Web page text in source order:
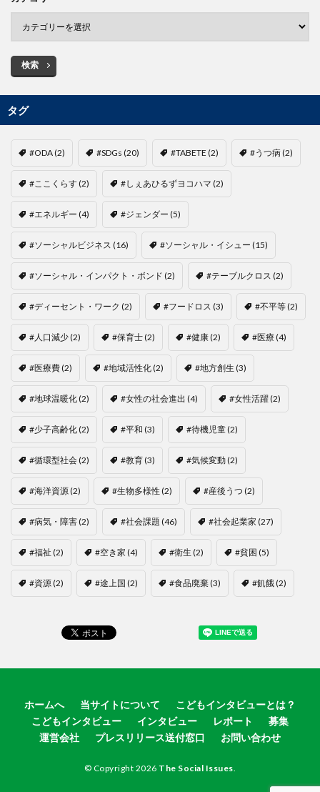
検索
タグ
#ODA(2) #SDGs (20) #TABETE (2) #うつ病(2)
#ここくらす(2) #しぇあひるずヨコハマ (2)
#エネルギー (4) #ジェンダー (5)
#ソーシャルビジネス (16) #ソーシャル・イシュー (15)
#ソーシャル・インパクト・ボンド (2) #テーブルクロス (2)
#ディーセント・ワーク (2) #フードロス (3) #不平等(2)
#人口減少(2) #保育士(2) #健康(2) #医療(4)
#医療費(2) #地域活性化(2) #地方創生 (3)
#地球温暖化(2) #女性の社会進出 (4) #女性活躍(2)
#少子高齢化(2) #平和 (3) #待機児童(2)
#循環型社会(2) #教育(3) #気候変動(2)
#海洋資源(2) #生物多様性(2) #産後うつ (2)
#病気・障害(2) #社会課題 (46) #社会起業家 (27)
#福祉 (2) #空き家 (4) #衛生 (2) #貧困 (5)
#資源(2) #途上国 (2) #食品廃棄(3) #飢餓(2)
ホームへ 当サイトについて
こどもインタビューとは？
こどもインタビュー
インタビュー レポート
募集
運営会社
プレスリリース送付窓口 お問い合わせ
© Copyright 2026 The Social Issues.